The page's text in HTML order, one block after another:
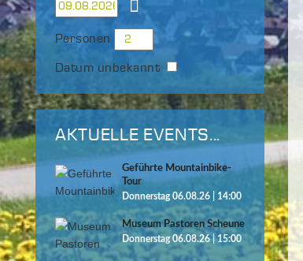
Personen
Datum unbekannt
AKTUELLE EVENTS...
Geführte Mountainbike-
Tour
Donnerstag 06.08.26 | 14:00
Museum Pastoren Scheune
Donnerstag 06.08.26 | 15:00